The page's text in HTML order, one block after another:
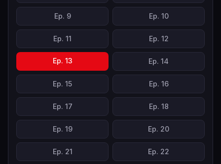
Ep. 9 Ep. 10
Ep. 11 Ep. 12
Ep. 13 Ep. 14
Ep. 15 Ep. 16
Ep. 17 Ep. 18
Ep. 19 Ep. 20
Ep. 21 Ep. 22